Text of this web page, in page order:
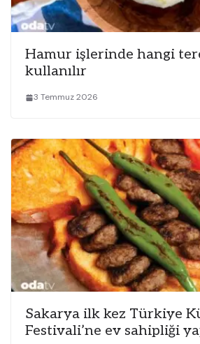
Hamur işlerinde hangi
kullanılır
3 Temmuz 2026
Sakarya ilk kez Türkiye
Festivali’ne ev sahipliği